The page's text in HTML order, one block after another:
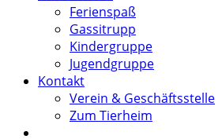
Ferienspaß
Gassitrupp
Kindergruppe
Jugendgruppe
Kontakt
Verein & Geschäftsstelle
Zum Tierheim